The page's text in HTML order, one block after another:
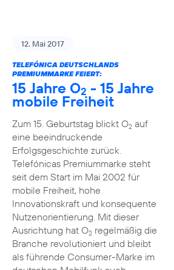
12. Mai 2017
TELEFÓNICA DEUTSCHLANDS
PREMIUMMARKE FEIERT:
15 Jahre O2 - 15 Jahre
mobile Freiheit
Zum 15. Geburtstag blickt O2auf
eine beeindruckende
Erfolgsgeschichte zurück.
Telefónicas Premiummarke steht
seit dem Start im Mai 2002 für
mobile Freiheit, hohe
Innovationskraft und konsequente
Nutzenorientierung. Mit dieser
Ausrichtung hat O2regelmäßig die
Branche revolutioniert und bleibt
als führende Consumer-Marke im